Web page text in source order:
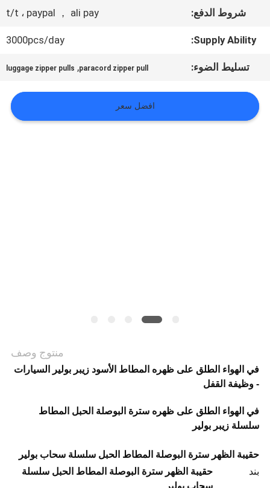
الجودة
اتصل
أخبار
سياسة
الخصوصية
شروط الدفع: t/t ، paypal ， ali pay
Supply Ability:
3000pcs/day
تسليط الضوء: paracord zipper pull
,
luggage zipper pulls
افضل سعر
منتوج وصف
في الهواء الطلق على ظهره المطاط الأسود زيبر بولير السيارات
- وظيفة القفل
في الهواء الطلق على ظهره سترة البوصلة الحبل المطاط
سلسلة زيبر بولير
حقيبة الظهر سترة البوصلة المطاط الحبل سلسلة سحاب بولير
بند
حقيبة الظهر سترة البوصلة المطاط الحبل سلسلة